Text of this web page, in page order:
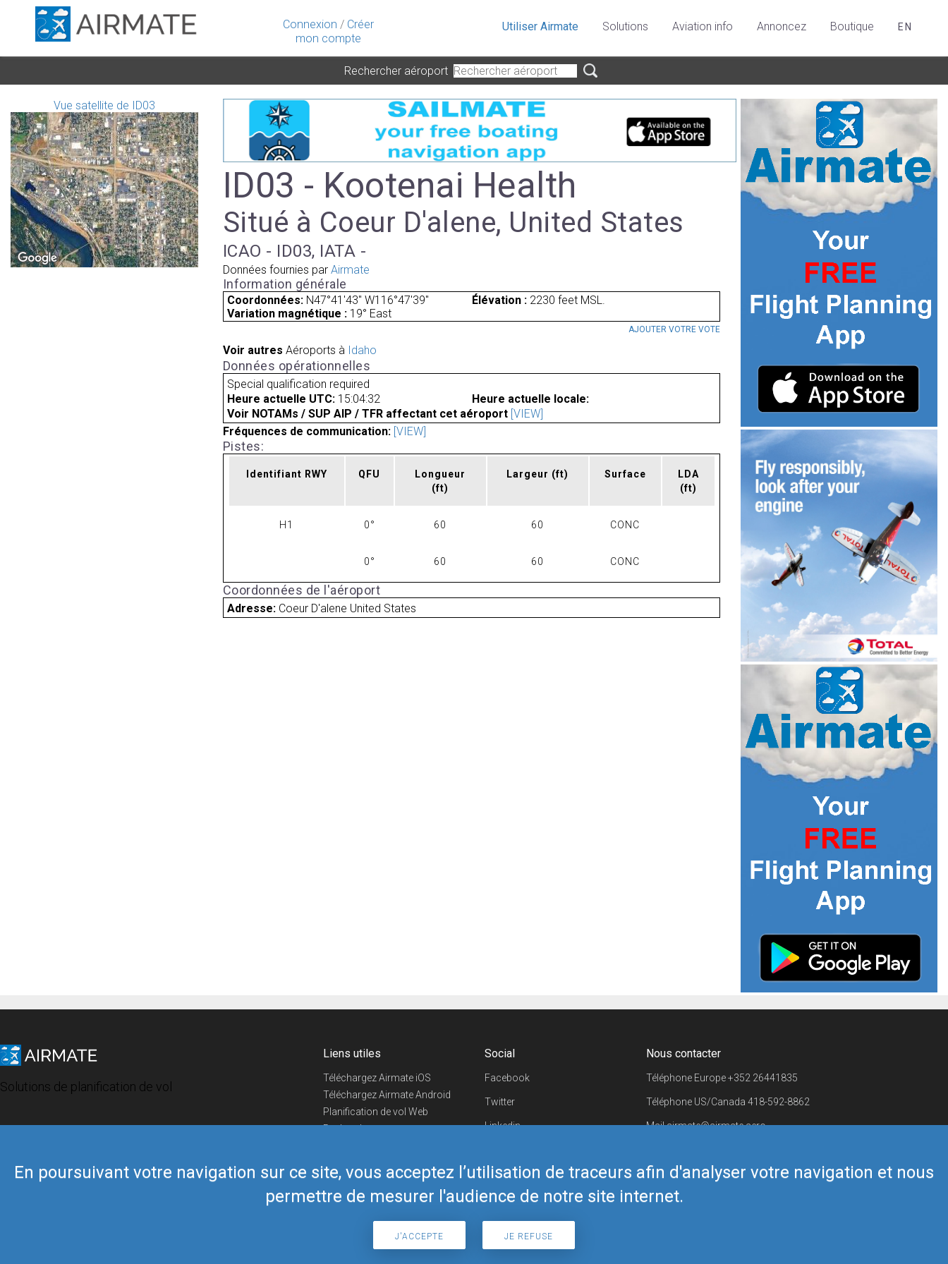
Connexion / Créer
mon compte
En poursuivant votre navigation sur ce site, vous acceptez l’utilisation de traceurs afin d'analyser votre navigation et nous
permettre de mesurer l'audience de notre site internet.
J'ACCEPTE JE REFUSE
Utiliser Airmate Solutions Aviation info Annoncez Boutique EN
Rechercher aéroport
Vue satellite de ID03
ID03 - Kootenai Health
Situé à Coeur D'alene, United States
ICAO - ID03, IATA -
Données fournies par Airmate
Information générale
Coordonnées: N47°41'43" W116°47'39" Élévation :2230 feet MSL.
Variation magnétique : 19° East
AJOUTER VOTRE VOTE
Voir autres Aéroports à Idaho
Données opérationnelles
Special qualification required
Heure actuelle UTC: 15:04:32
Heure actuelle locale:
Voir NOTAMs / SUP AIP / TFR affectant cet aéroport [VIEW]
Fréquences de communication: [VIEW]
Pistes:
Identifiant RWY QFU
Longueur
(ft)
Largeur (ft) Surface
LDA
(ft)
H1 0° 60 60 CONC
0° 60 60 CONC
Coordonnées de l'aéroport
Adresse: Coeur D'alene United States
Solutions de planification de vol
Liens utiles
Téléchargez Airmate iOS
Téléchargez Airmate Android
Planification de vol Web
Recherche
Boutique Airmate
Social
Facebook
Twitter
Linkedin
Telegram
Nous contacter
Téléphone Europe+352 26441835
Téléphone US/Canada 418-592-8862
Mailairmate@airmate.aero